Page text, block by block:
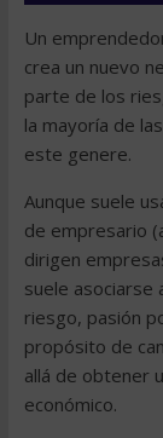
Un
crea un nuevo
parte de los
la mayoría de
este genere.
Aunque suele
de empresario
dirigen
suele asociarse
riesgo, pasión
propósito de
allá de obtener
económico.